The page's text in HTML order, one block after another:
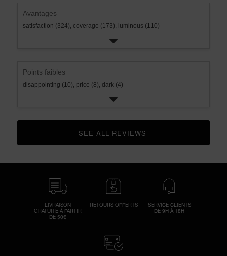
Avantages
satisfaction (324), coverage (173), luminous (110)
Points faibles
disappointing (10), price (8), dark (4)
CLICK TO GO TO ALL REVIEWS
LIVRAISON
GRATUITE À PARTIR
DE 50€
RETOURS OFFERTS
SERVICE CLIENTS
DE 9H À 18H